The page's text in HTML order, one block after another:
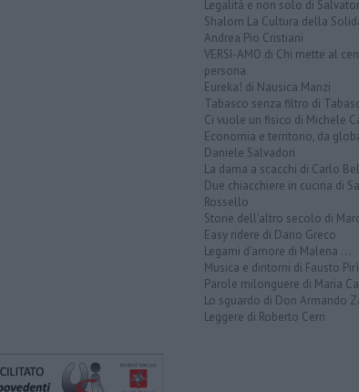
Legalità e non solo di
Shalom La Cultura della
Andrea Pio Cristiani
VERSI-AMO di Chi mette al
persona
Eureka! di Nausica Manzi
Tabasco senza filtro di
Ci vuole un fisico di Michele
Economia e territorio, da
Daniele Salvadori
La dama a scacchi di Carlo
Due chiacchiere in cucina di
Rossello
Storie dell'altro secolo di
Easy ridere di Dario Greco
Legami d'amore di Malena ...
Musica e dintorni di Fausto
Parole milonguere di Maria
Lo sguardo di Don Armando
Leggere di Roberto Cerri